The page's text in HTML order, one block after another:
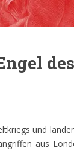
und
aus